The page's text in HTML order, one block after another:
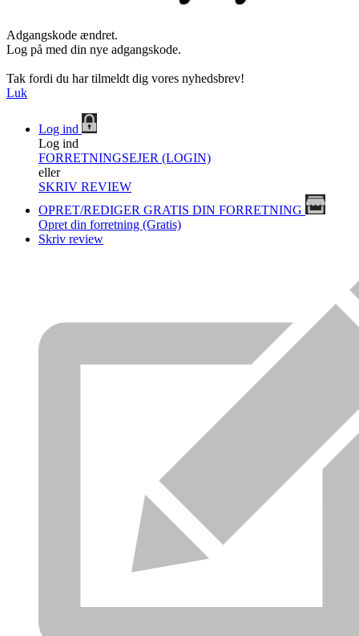
Adgangskode ændret.
Log på med din nye adgangskode.
Tak fordi du har tilmeldt dig vores nyhedsbrev!
Luk
Log ind
Log ind
FORRETNINGSEJER (LOGIN)
eller
SKRIV REVIEW
OPRET/REDIGER GRATIS DIN FORRETNING
Opret din forretning (Gratis)
Skriv review